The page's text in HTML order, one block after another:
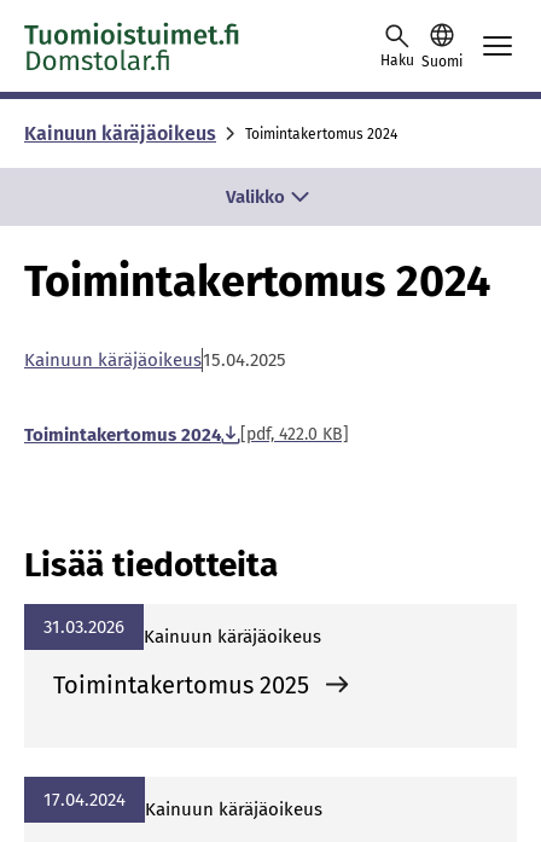
Siirry sisältöön
Haku Suomi
Kainuun käräjäoikeus Toimintakertomus 2024
Valikko
Toimintakertomus 2024
Kai­nuun kä­rä­jä­oi­keus15.04.2025
Toimintakertomus 2024 [pdf, 422.0 KB]
Lisää tiedotteita
31.03.2026 Kai­nuun kä­rä­jä­oi­keus
Toimintakertomus 2025
17.04.2024 Kai­nuun kä­rä­jä­oi­keus